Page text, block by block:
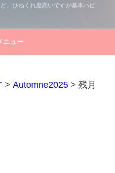
、ひねくれ度高いですが基本ハピ
ニュー
> Automne2025 > 残月